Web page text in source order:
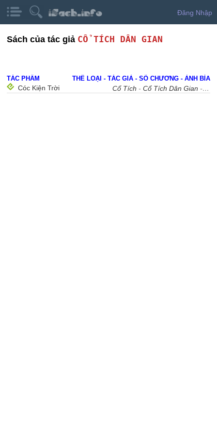
Đăng Nhập
Sách của tác giả CỔ TÍCH DÂN GIAN
TÁC PHẨM THỂ LOẠI - TÁC GIẢ - SỐ CHƯƠNG - ẢNH BÌA
Cóc Kiện Trời Cổ Tích -Cổ Tích Dân Gian - 1